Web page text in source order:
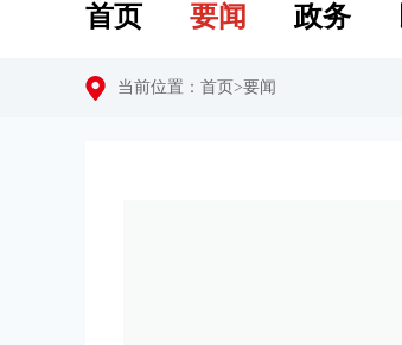
首页 要闻 政务
当前位置： 首页 >要闻